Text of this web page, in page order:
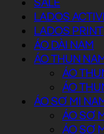
LADOS
LADOS PRINT
ÁO DÀI NAM
ÁO THUN
ÁO
ÁO
ÁO SƠ MI
ÁO SƠ
ÁO SƠ